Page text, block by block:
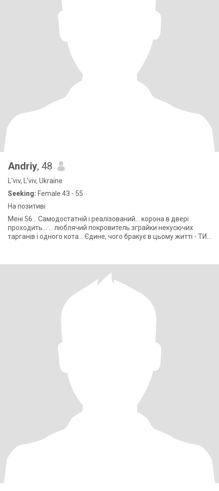
Andriy, 48
L'viv, L'viv, Ukraine
Seeking: Female 43 - 55
На позитиві
Мені 56... Самодостатній і реалізований... корона в двері
проходить... ... люблячий покровитель зграйки некусючих
тарганів і одного кота... Єдине, чого бракує в цьому житті - ТИ...